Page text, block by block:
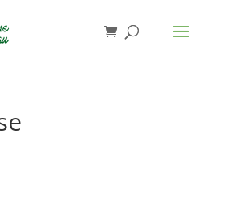
Castelnau - Organic Food
Play
Installer